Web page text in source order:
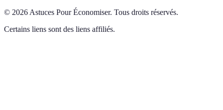
© 2026 Astuces Pour Économiser. Tous droits réservés.
Certains liens sont des liens affiliés.